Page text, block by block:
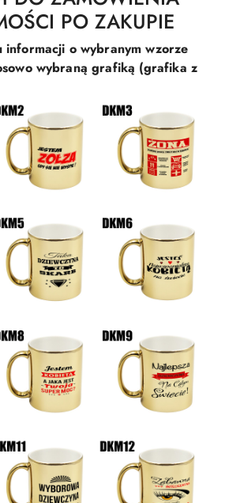
PO ZAKUPIE
o wybranym wzorze
wybraną grafiką (grafika z